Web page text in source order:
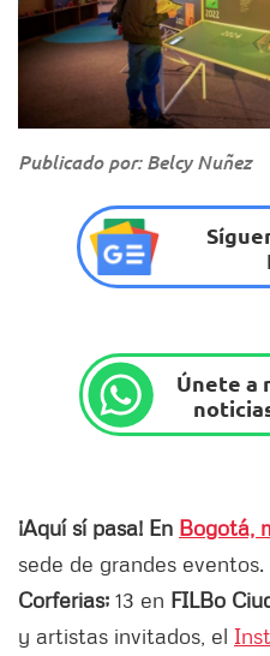
Publicado por: Belcy Nuñez
Únete a
¡Aquí sí pasa! En Bogotá,
sede de grandes
Corferias; 13 en FILBo
y artistas invitados, el